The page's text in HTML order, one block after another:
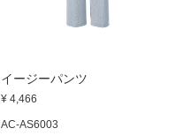
イージーパンツ
¥ 4,466
AC-AS6003